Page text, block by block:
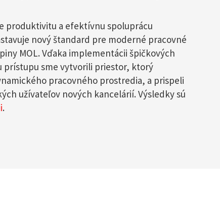
produktivitu a efektívnu spoluprácu
nový štandard pre moderné pracovné
MOL. Vďaka implementácii špičkových
prístupu sme vytvorili priestor, ktorý
pracovného prostredia, a prispeli
užívateľov nových kancelárií. Výsledky sú
.